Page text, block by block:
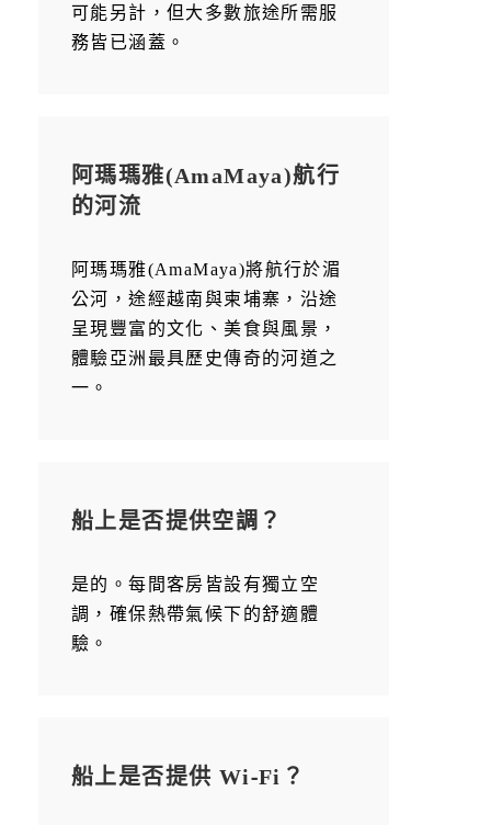
可能另計，但大多數旅途所需服
務皆已涵蓋。
阿瑪瑪雅(AmaMaya)航行
的河流
阿瑪瑪雅(AmaMaya)將航行於湄
公河，途經越南與柬埔寨，沿途
呈現豐富的文化、美食與風景，
體驗亞洲最具歷史傳奇的河道之
一。
船上是否提供空調？
是的。每間客房皆設有獨立空
調，確保熱帶氣候下的舒適體
驗。
船上是否提供 Wi-Fi？